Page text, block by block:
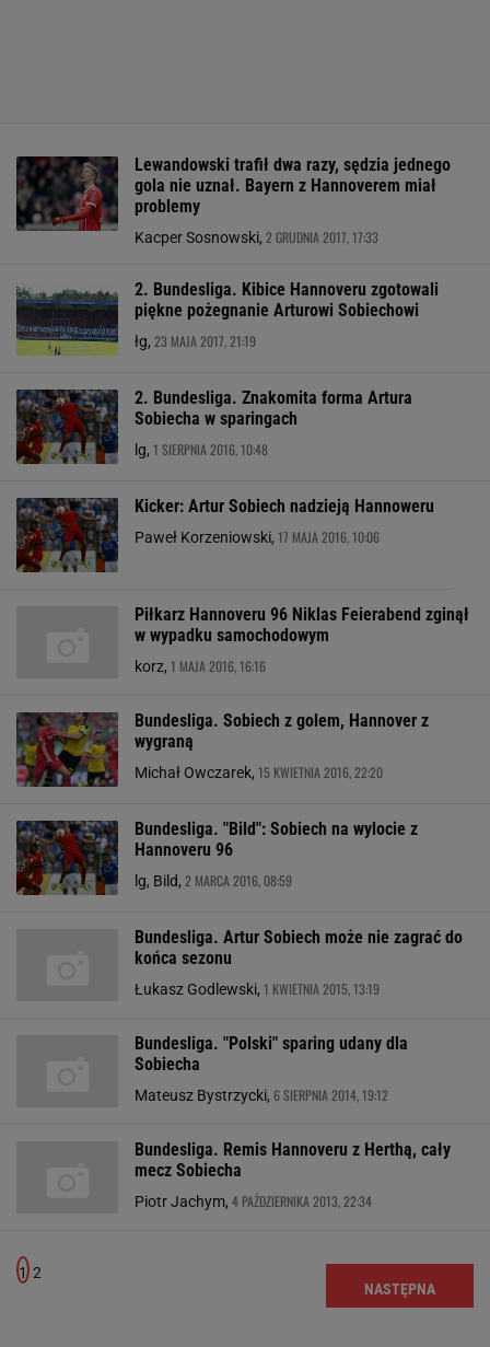
Lewandowski trafił dwa razy, sędzia jednego
gola nie uznał. Bayern z Hannoverem miał
problemy
Kacper Sosnowski, 2 GRUDNIA 2017, 17:33
2. Bundesliga. Kibice Hannoveru zgotowali
piękne pożegnanie Arturowi Sobiechowi
łg, 23 MAJA 2017, 21:19
2. Bundesliga. Znakomita forma Artura
Sobiecha w sparingach
lg, 1 SIERPNIA 2016, 10:48
Kicker: Artur Sobiech nadzieją Hannoweru
Paweł Korzeniowski, 17 MAJA 2016, 10:06
Piłkarz Hannoveru 96 Niklas Feierabend zginął
w wypadku samochodowym
korz, 1 MAJA 2016, 16:16
Bundesliga. Sobiech z golem, Hannover z
wygraną
Michał Owczarek, 15 KWIETNIA 2016, 22:20
Bundesliga. "Bild": Sobiech na wylocie z
Hannoveru 96
lg, Bild, 2 MARCA 2016, 08:59
Bundesliga. Artur Sobiech może nie zagrać do
końca sezonu
Łukasz Godlewski, 1 KWIETNIA 2015, 13:19
Bundesliga. "Polski" sparing udany dla
Sobiecha
Mateusz Bystrzycki, 6 SIERPNIA 2014, 19:12
Bundesliga. Remis Hannoveru z Herthą, cały
mecz Sobiecha
Piotr Jachym, 4 PAŹDZIERNIKA 2013, 22:34
1 2
NASTĘPNA